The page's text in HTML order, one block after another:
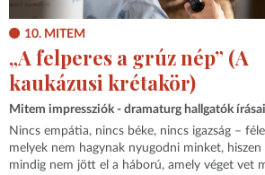
10. MITEM
„A felperes a grúz nép” (A
kaukázusi krétakör)
Mitem impressziók - dramaturg hallgatók írásai
Nincs empátia, nincs béke, nincs igazság –
melyek nem hagynak nyugodni minket, hiszen
mindig nem jött el a háború, amely véget vet